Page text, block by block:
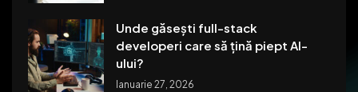
Unde găsești full-stack
developeri care să țină piept AI-
ului?
Ianuarie 27, 2026